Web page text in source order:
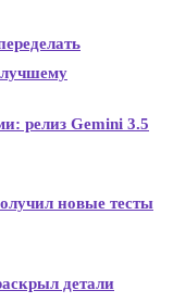
релиз Gemini 3.5
новые тесты
детали